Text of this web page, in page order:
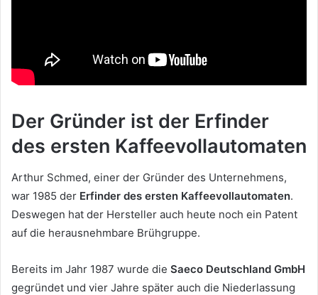
Der Gründer ist der Erfinder
des ersten Kaffeevollautomaten
Arthur Schmed, einer der Gründer des Unternehmens,
war 1985 der Erfinder des ersten Kaffeevollautomaten.
Deswegen hat der Hersteller auch heute noch ein Patent
auf die herausnehmbare Brühgruppe.
Bereits im Jahr 1987 wurde die Saeco Deutschland GmbH
gegründet und vier Jahre später auch die Niederlassung